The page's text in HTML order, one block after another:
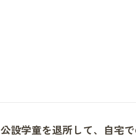
公設学童を退所して、自宅